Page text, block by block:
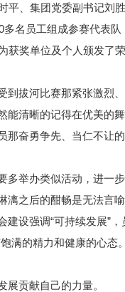
平、集团党委副书记刘
名员工组成参赛代表
获奖单位及个人颁发了
到拔河比赛那紧张激烈
能清晰的记得在优美的
奋勇争先、当仁不让的
举办类似活动，进一
之后的酣畅是无法言
设强调“可持续发展”
满的精力和健康的心态
展贡献自己的力量。